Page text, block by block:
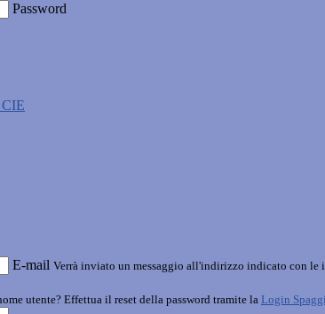
Password
E-mail Verrà inviato un messaggio all'indirizzo indicato con le
utente? Effettua il reset della password tramite la Login